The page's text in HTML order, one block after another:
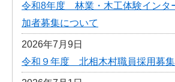
令和8年度 林業・木工体験インタ
加者募集について
2026年7月9日
令和９年度 北相木村職員採用募